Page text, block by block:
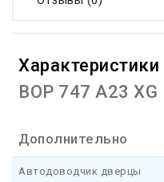
Характеристики
BOP 747 A23 XG
Дополнительно
Автодоводчик дверцы